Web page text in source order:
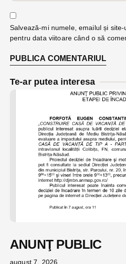
Salvează-mi numele, emailul și
pentru data viitoare când o să
Te-ar putea interesa
ANUNŢ
august 7, 2026